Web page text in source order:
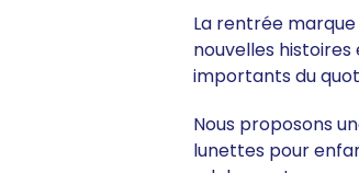
La rentrée
nouvelles
importants du
Nous proposons
lunettes pour